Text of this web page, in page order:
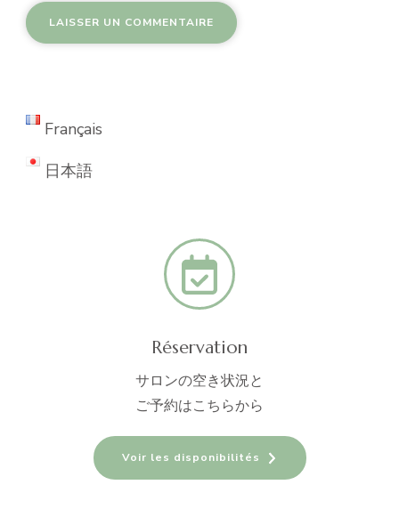
Français
日本語
Réservation
サロンの空き状況と
ご予約はこちらから
Voir les disponibilités